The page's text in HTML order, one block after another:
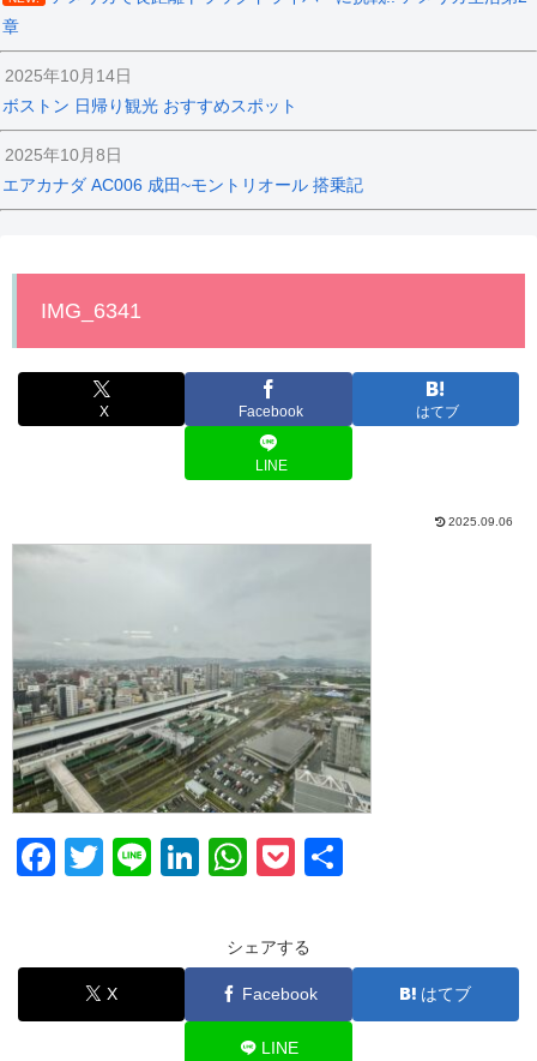
章
2025年10月14日
ボストン 日帰り観光 おすすめスポット
2025年10月8日
エアカナダ AC006 成田~モントリオール 搭乗記
IMG_6341
X Facebook はてブ
LINE
2025.09.06
F
e
b
T
er
Li
Li
e
dI
W
at
s
A
p
P
ck
et
シェアする
X Facebook はてブ
LINE